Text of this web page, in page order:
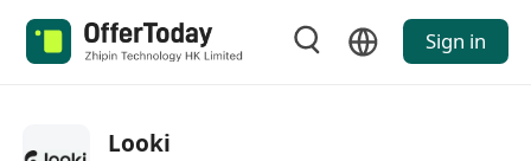
Sign in
Looki